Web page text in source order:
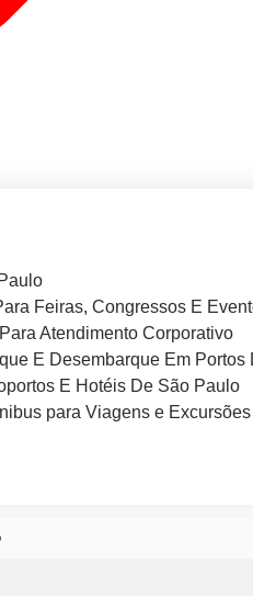
Feiras, Congressos E
Atendimento Corporativo
E Desembarque Em Portos
E Hotéis De São Paulo
para Viagens e